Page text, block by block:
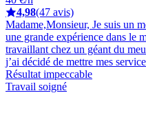
4,98(47 avis)
Madame,Monsieur, Je suis un
une grande expérience dans le
travaillant chez un géant du
j’ai décidé de mettre mes
Résultat impeccable
Travail soigné